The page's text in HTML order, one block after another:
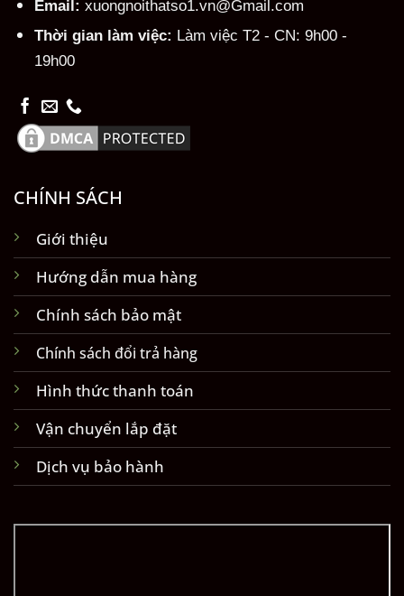
Email: xuongnoithatso1.vn@Gmail.com
Thời gian làm việc: Làm việc T2 - CN: 9h00 -
19h00
CHÍNH SÁCH
Giới thiệu
Hướng dẫn mua hàng
Chính sách bảo mật
Chính sách đổi trả hàng
Hình thức thanh toán
Vận chuyển lắp đặt
Dịch vụ bảo hành